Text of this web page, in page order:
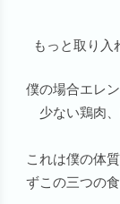
もっと取り入
僕の場合エレ
少ない鶏肉
これは僕の体
ずこの三つの